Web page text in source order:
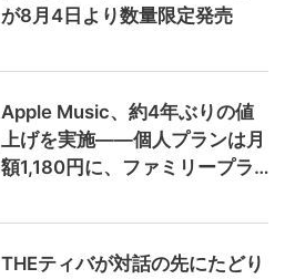
が8月4日より数量限定発売
Apple Music、約4年ぶりの値
上げを実施——個人プランは月
額1,180円に、ファミリープラ
THEティバが対話の先にたどり